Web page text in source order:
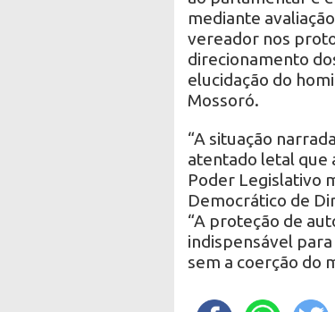
mediante
vereador nos
direcionamento
elucidação do
Mossoró.
“A situação
atentado letal que
Poder Legislativo
Democrático de
“A proteção de
indispensável
sem a coerção do